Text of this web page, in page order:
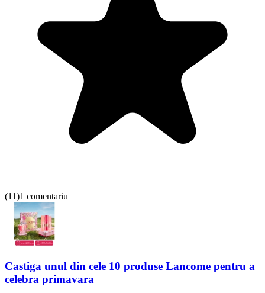
(11)1 comentariu
Castiga unul din cele 10 produse Lancome pentru a
celebra primavara